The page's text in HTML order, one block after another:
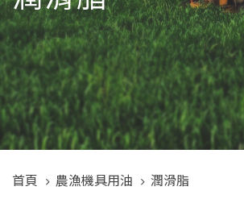
首頁 農漁機具用油 潤滑脂